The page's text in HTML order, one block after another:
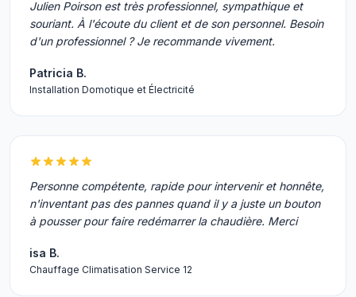
Julien Poirson est très professionnel, sympathique et
souriant. À l'écoute du client et de son personnel. Besoin
d'un professionnel ? Je recommande vivement.
Patricia B.
Installation Domotique et Électricité
Personne compétente, rapide pour intervenir et honnête,
n'inventant pas des pannes quand il y a juste un bouton
à pousser pour faire redémarrer la chaudière. Merci
isa B.
Chauffage Climatisation Service 12